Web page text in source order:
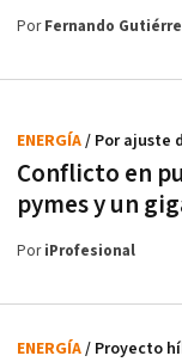
PorFernando
Conflicto en
pymes y un
ENERGÍA/ Por ajuste
PoriProfesional
ENERGÍA/ Proyecto